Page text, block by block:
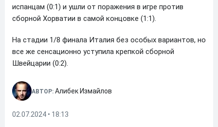
испанцам (0:1) и ушли от поражения в игре против
сборной Хорватии в самой концовке (1:1).
На стадии 1/8 финала Италия без особых вариантов, но
все же сенсационно уступила крепкой сборной
Швейцарии (0:2).
АВТОР: Алибек Измайлов
02.07.2024 • 18:13